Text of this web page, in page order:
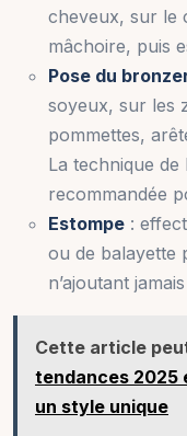
cheveux, sur le
mâchoire, puis
Pose du
soyeux, sur les
pommettes,
La technique
recommandée
Estompe :
ou de balayette
n’ajoutant
Cette article
tendances 2025
un style unique